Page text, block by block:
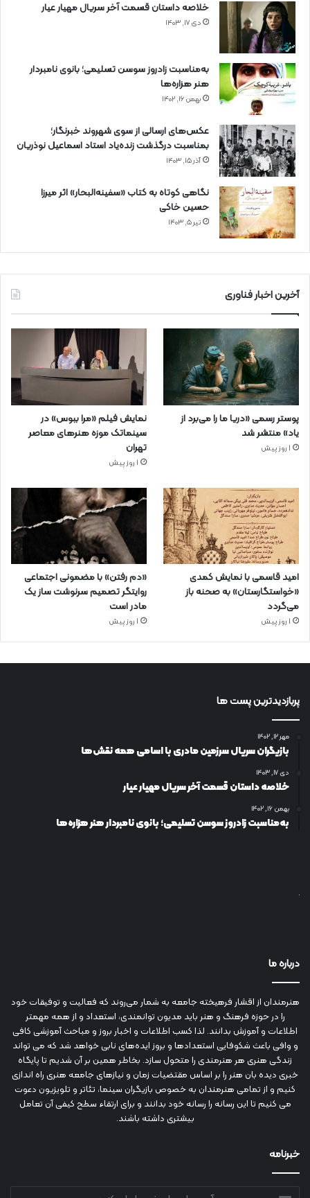
خلاصه داستان قسمت آخر سریال مهیار عیار
دی ۱۷, ۱۴۰۳
به‌مناسبت زادروز سوسن تسلیمی؛ بانوی نامبردار
هنر هزاره‌ها
بهمن ۱۶, ۱۴۰۲
عکس‌های ارسالی از سوی شهروند خبرنگار؛
بمناسبت درگذشت زنده‌یاد استاد اسماعیل نوذریان
آذر ۱۵, ۱۴۰۳
نگاهی کوتاه به کتاب «سفینه‌البحار» اثر میرزا
حسین خاکی
تیر ۵, ۱۴۰۳
آخرین اخبار فناوری
پوستر رسمی «دریا ما را می‌برد از
یاد» منتشر شد
1 روز پیش
نمایش فیلم «مرا ببوس» در
سینماتک موزه هنرهای معاصر
تهران
1 روز پیش
امید قاسمی با نمایش کمدی
«خواستگارستان» به صحنه باز
می‌گردد
1 روز پیش
«دم رفتن» با مضمونی اجتماعی
روایتگر تصمیم سرنوشت ساز یک
مادر است
1 روز پیش
پربازدیدترین پست ها
مهر ۱۲, ۱۴۰۲
بازیگران سریال سرزمین مادری با اسامی همه نقش‌ها
دی ۱۷, ۱۴۰۳
خلاصه داستان قسمت آخر سریال مهیار عیار
بهمن ۱۶, ۱۴۰۲
به‌مناسبت زادروز سوسن تسلیمی؛ بانوی نامبردار هنر هزاره‌ها
درباره ما
هنرمندان از اقشار فرهیخته جامعه به شمار می‌روند که فعالیت و توفیقات خود
را در حوزه فرهنگ و هنر باید مدیون توانمندی، استعداد و از همه مهمتر
اطلاعات و آموزش بدانند. لذا کسب اطلاعات و اخبار بروز و مباحث آموزشی کافی
و وافی باعث شکوفایی استعدادها و بروز ایده‌های نابی خواهد شد که می تواند
زندگی هنری هر هنرمندی را متحول سازد. بخاطر همین بر آن شدیم تا پایگاه
خبری دیده بان هنر را بر اساس مقتضیات زمان و نیازهای جامعه هنری راه اندازی
کنیم و از تمامی هنرمندان به خصوص بازیگران سینما، تئاتر و تلویزیون دعوت
می کنیم تا این رسانه را رسانه خود بدانند و برای ارتقاء سطح کیفی آن تعامل
بیشتری داشته باشند.
خبرنامه